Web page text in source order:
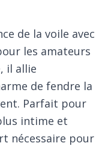
de la voile avec
les amateurs
il allie
de fendre la
Parfait pour
intime et
nécessaire pour